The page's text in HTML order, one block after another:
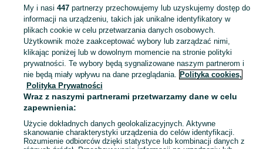
Skorzystaj z największego serwisu ogłoszeniowego - Maków Podhalański i okolice! Kupuj to, czego pragniesz i sprzedawaj to, czego już nie potrzebujesz! Zobacz
Mapa kategorii
Mapa miejscowości
Mapa ministron
Popularne wyszukiwania
My i nasi 447partnerzy przechowujemy lub uzyskujemy dostęp do
informacji na urządzeniu, takich jak unikalne identyfikatory w
plikach cookie w celu przetwarzania danych osobowych.
Użytkownik może zaakceptować wybory lub zarządzać nimi,
klikając poniżej lub w dowolnym momencie na stronie polityki
prywatności. Te wybory będą sygnalizowane naszym partnerom i
nie będą miały wpływu na dane przeglądania. Polityka cookies,
Polityka Prywatności
Wraz z naszymi partnerami przetwarzamy dane w celu
zapewnienia:
Użycie dokładnych danych geolokalizacyjnych. Aktywne
skanowanie charakterystyki urządzenia do celów identyfikacji.
Rozumienie odbiorców dzięki statystyce lub kombinacji danych z